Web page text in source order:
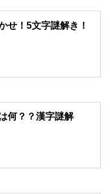
せ！5文字謎解き！
何？？漢字謎解